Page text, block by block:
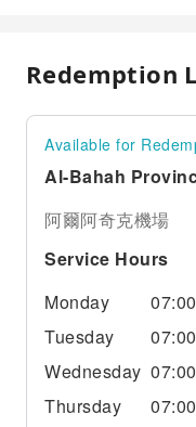
Redemption
Available for
Al-Bahah
阿爾阿奇克機場
Service Hours
Monday
Tuesday
Wednesday
Thursday